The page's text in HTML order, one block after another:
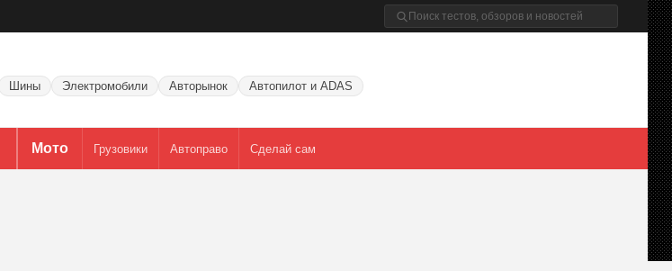
Шины Электромобили Авторынок Автопилот и ADAS
Мото Грузовики Автоправо Сделай сам